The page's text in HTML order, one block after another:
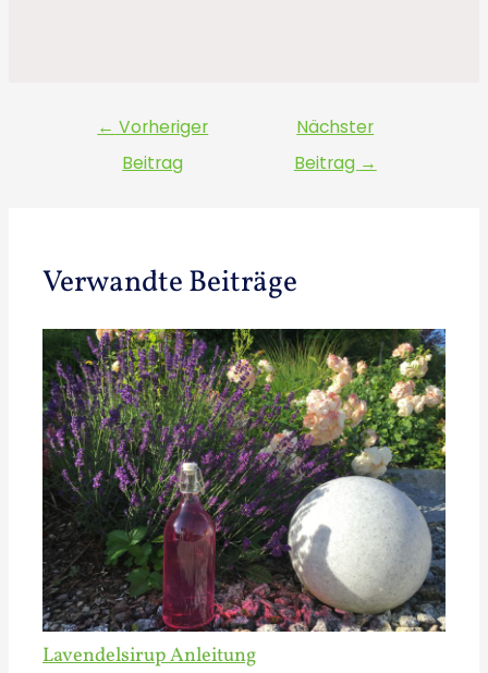
← Vorheriger
Beitrag
Nächster
Beitrag →
Verwandte Beiträge
Lavendelsirup Anleitung